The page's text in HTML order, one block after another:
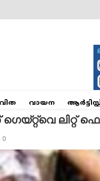
വായന
ലിറ്റ്
0